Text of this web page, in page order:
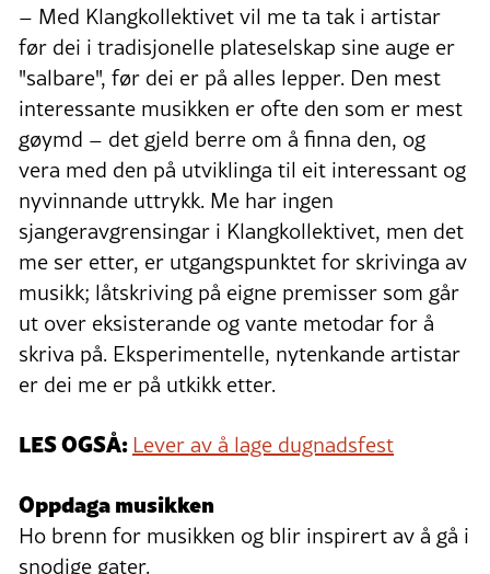
– Med Klangkollektivet vil me ta tak i artistar
før dei i tradisjonelle plateselskap sine auge er
"salbare", før dei er på alles lepper. Den mest
interessante musikken er ofte den som er mest
gøymd – det gjeld berre om å finna den, og
vera med den på utviklinga til eit interessant og
nyvinnande uttrykk. Me har ingen
sjangeravgrensingar i Klangkollektivet, men det
me ser etter, er utgangspunktet for skrivinga av
musikk; låtskriving på eigne premisser som går
ut over eksisterande og vante metodar for å
skriva på. Eksperimentelle, nytenkande artistar
er dei me er på utkikk etter.
LES OGSÅ: Lever av å lage dugnadsfest
Oppdaga musikken
Ho brenn for musikken og blir inspirert av å gå i
snodige gater.